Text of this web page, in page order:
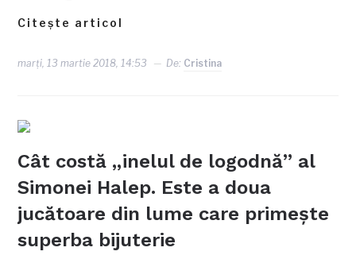
Citește articol
marți, 13 martie 2018, 14:53 De: Cristina
Cât costă „inelul de logodnă” al
Simonei Halep. Este a doua
jucătoare din lume care primeşte
superba bijuterie